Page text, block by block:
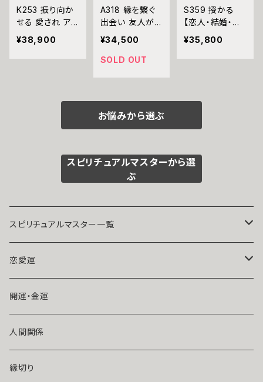
じない 呪 本物
魔術師 魔法 大
幸運 不調を和ら
ト ライトアメジ
スト マチュラダ
クトルマリン ロ
ーズクォーツ 淡
強力 略奪 ライ
い叶う お守り チ
ャンス デート
就 シルバー 良
縁
K253 振り向か
せる 愛され ア
コヤパール 心の
扉を開く オープ
ンハート ガーネ
¥38,900
A318 縁を繋ぐ
出会い 友人が
増える 恋人に巡
り遇える 引寄せ
ハート パール s
生石 真珠 パワ
¥34,500
SOLD OUT
S359 授かる
【恋人・結婚・子
宝】パール フラ
ワー スタッドピ
アス サラ・セレン
白魔術 パワース
い 開運
¥35,800
お悩みから選ぶ
スピリチュアルマスターから選
ぶ
スピリチュアルマスター一覧
魔術師アリエル
悪魔術師べリアル
風水師さくら
魔術師恋雪
恋愛運
片思い
ライバルの居る恋（略奪したい）
年齢差のある恋（年上・年下）
開運・金運
人間関係
縁切り